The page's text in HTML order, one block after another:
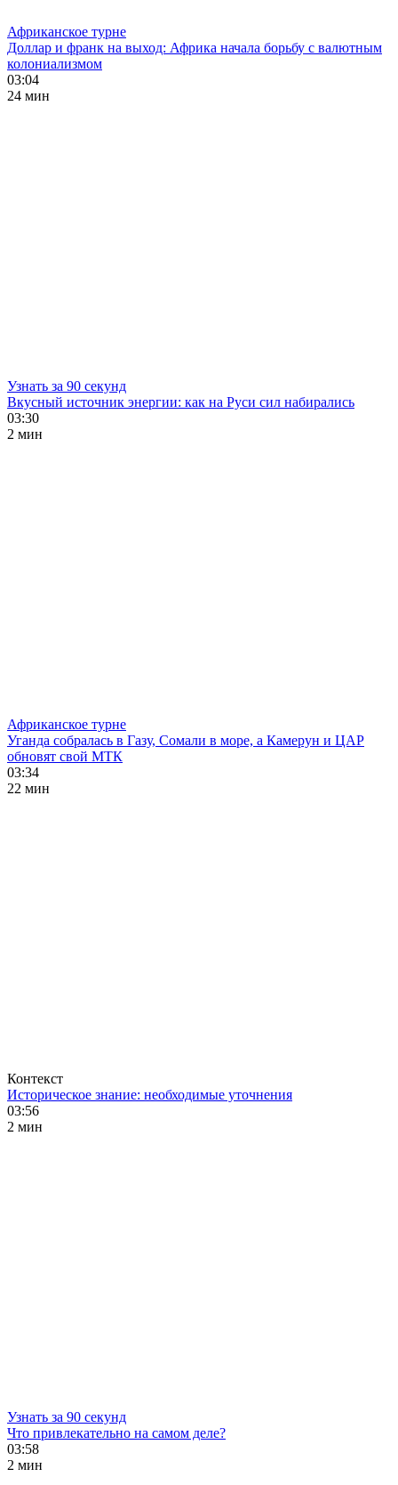
Африканское турне
Доллар и франк на выход: Африка начала борьбу с валютным
колониализмом
03:04
24 мин
Узнать за 90 секунд
Вкусный источник энергии: как на Руси сил набирались
03:30
2 мин
Африканское турне
Уганда собралась в Газу, Сомали в море, а Камерун и ЦАР
обновят свой МТК
03:34
22 мин
Контекст
Историческое знание: необходимые уточнения
03:56
2 мин
Узнать за 90 секунд
Что привлекательно на самом деле?
03:58
2 мин